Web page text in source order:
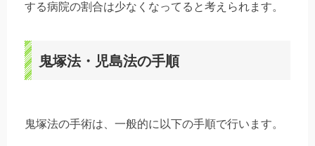
する病院の割合は少なくなってると考えられます。
鬼塚法・児島法の手順
鬼塚法の手術は、一般的に以下の手順で行います。